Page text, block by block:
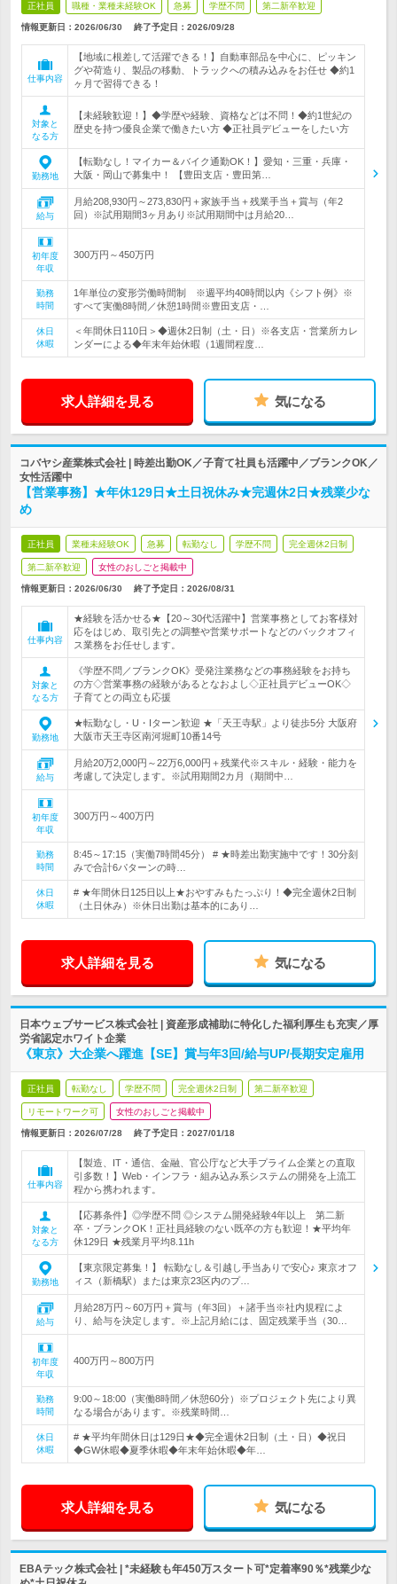
正社員 職種・業種未経験OK 急募 学歴不問 第二新卒歓迎
情報更新日：2026/06/30 終了予定日： 2026/09/28
仕事内容
【地域に根差して活躍できる！】自動車部品を中心に、ピッキン
グや荷造り、製品の移動、トラックへの積み込みをお任せ ◆約1
ヶ月で習得できる！
対象と
なる方
【未経験歓迎！】◆学歴や経験、資格などは不問！◆約1世紀の
歴史を持つ優良企業で働きたい方 ◆正社員デビューをしたい方
勤務地
【転勤なし！マイカー＆バイク通勤OK！】愛知・三重・兵庫・
大阪・岡山で募集中！ 【豊田支店・豊田第…
給与
月給208,930円～273,830円＋家族手当＋残業手当＋賞与（年2
回）※試用期間3ヶ月あり※試用期間中は月給20…
初年度
年収
300万円～450万円
勤務
時間
1年単位の変形労働時間制 ※週平均40時間以内《シフト例》※
すべて実働8時間／休憩1時間※豊田支店・…
休日
休暇
＜年間休日110日＞◆週休2日制（土・日）※各支店・営業所カレ
ンダーによる◆年末年始休暇（1週間程度…
求人詳細を見る 気になる
コバヤシ産業株式会社 | 時差出勤OK／子育て社員も活躍中／ブランクOK／
女性活躍中
【営業事務】★年休129日★土日祝休み★完週休2日★残業少な
め
正社員 業種未経験OK 急募 転勤なし 学歴不問 完全週休2日制
第二新卒歓迎 女性のおしごと掲載中
情報更新日：2026/06/30 終了予定日： 2026/08/31
仕事内容
★経験を活かせる★【20～30代活躍中】営業事務としてお客様対
応をはじめ、取引先との調整や営業サポートなどのバックオフィ
ス業務をお任せします。
対象と
なる方
《学歴不問／ブランクOK》受発注業務などの事務経験をお持ち
の方◇営業事務の経験があるとなおよし◇正社員デビューOK◇
子育てとの両立も応援
勤務地
★転勤なし・U・Iターン歓迎 ★「天王寺駅」より徒歩5分 大阪府
大阪市天王寺区南河堀町10番14号
給与
月給20万2,000円～22万6,000円＋残業代※スキル・経験・能力を
考慮して決定します。※試用期間2カ月（期間中…
初年度
年収
300万円～400万円
勤務
時間
8:45～17:15（実働7時間45分） # ★時差出勤実施中です！30分刻
みで合計6パターンの時…
休日
休暇
# ★年間休日125日以上★おやすみもたっぷり！◆完全週休2日制
（土日休み）※休日出勤は基本的にあり…
求人詳細を見る 気になる
日本ウェブサービス株式会社 | 資産形成補助に特化した福利厚生も充実／厚
労省認定ホワイト企業
《東京》大企業へ躍進【SE】賞与年3回/給与UP/長期安定雇用
正社員 転勤なし 学歴不問 完全週休2日制 第二新卒歓迎
リモートワーク可 女性のおしごと掲載中
情報更新日：2026/07/28 終了予定日： 2027/01/18
仕事内容
【製造、IT・通信、金融、官公庁など大手プライム企業との直取
引多数！】Web・インフラ・組み込み系システムの開発を上流工
程から携われます。
対象と
なる方
【応募条件】◎学歴不問 ◎システム開発経験4年以上 第二新
卒・ブランクOK！正社員経験のない既卒の方も歓迎！★平均年
休129日 ★残業月平均8.11h
勤務地
【東京限定募集！】 転勤なし＆引越し手当ありで安心♪ 東京オフ
ィス（新橋駅）または東京23区内のプ…
給与
月給28万円～60万円＋賞与（年3回）＋諸手当※社内規程によ
り、給与を決定します。※上記月給には、固定残業手当（30…
初年度
年収
400万円～800万円
勤務
時間
9:00～18:00（実働8時間／休憩60分）※プロジェクト先により異
なる場合があります。※残業時間…
休日
休暇
# ★平均年間休日は129日★◆完全週休2日制（土・日）◆祝日
◆GW休暇◆夏季休暇◆年末年始休暇◆年…
求人詳細を見る 気になる
EBAテック株式会社 | *未経験も年450万スタート可*定着率90％*残業少な